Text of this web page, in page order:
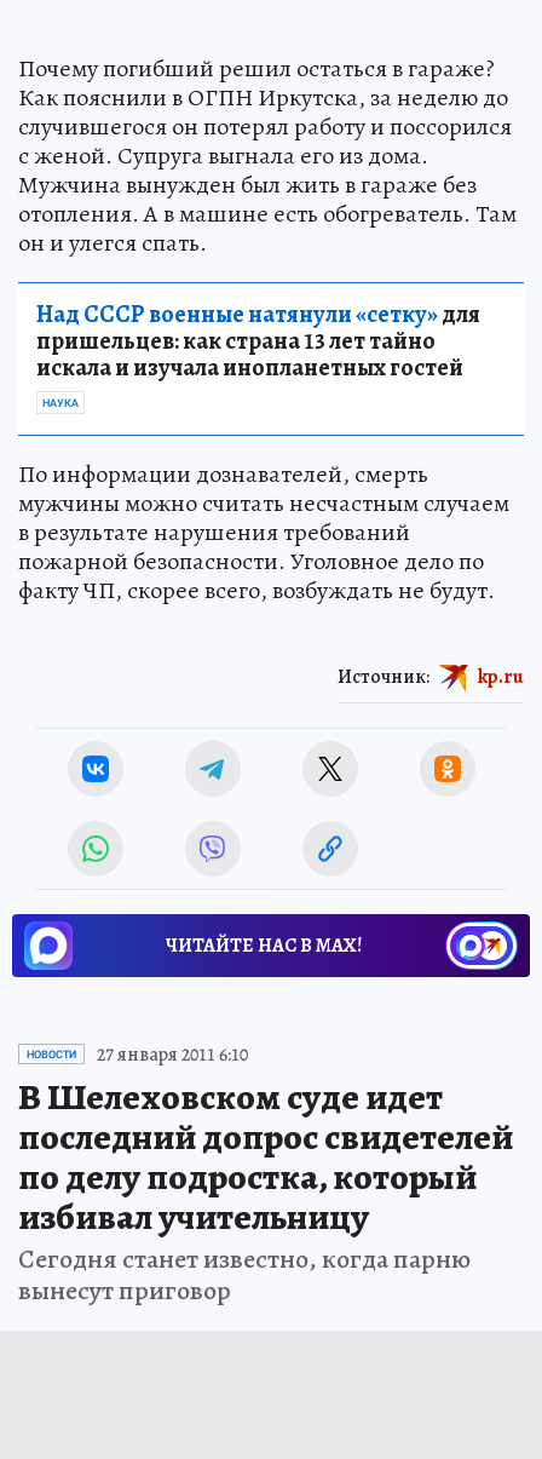
Почему погибший решил остаться в гараже?
Как пояснили в ОГПН Иркутска, за неделю до
случившегося он потерял работу и поссорился
с женой. Супруга выгнала его из дома.
Мужчина вынужден был жить в гараже без
отопления. А в машине есть обогреватель. Там
он и улегся спать.
Над СССР военные натянули «сетку»для
пришельцев: как страна 13 лет тайно
искала и изучала инопланетных гостей
НАУКА
По информации дознавателей, смерть
мужчины можно считать несчастным случаем
в результате нарушения требований
пожарной безопасности. Уголовное дело по
факту ЧП, скорее всего, возбуждать не будут.
Источник: kp.ru
ЧИТАЙТЕ НАС В МАХ!
НОВОСТИ 27 января 2011 6:10
В Шелеховском суде идет
последний допрос свидетелей
по делу подростка, который
избивал учительницу
Сегодня станет известно, когда парню
вынесут приговор